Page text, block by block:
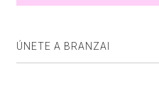
ÚNETE A BRANZAI